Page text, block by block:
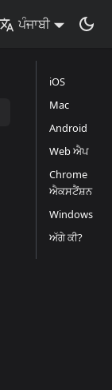
ਪੰਜਾਬੀ
iOS
Mac
Android
Web ਐਪ
Chrome
ਐਕਸਟੈਂਸ਼ਨ
Windows
ਅੱਗੇ ਕੀ?